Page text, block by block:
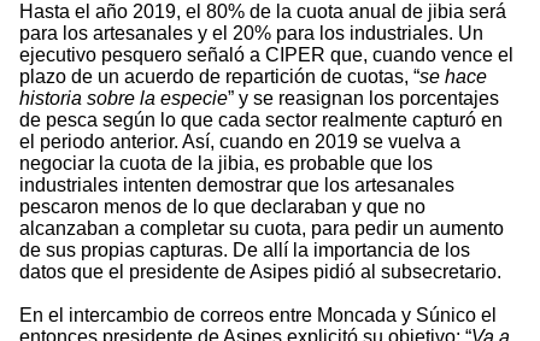
Hasta el año 2019, el 80% de la cuota anual de jibia será
para los artesanales y el 20% para los industriales. Un
ejecutivo pesquero señaló a CIPER que, cuando vence el
plazo de un acuerdo de repartición de cuotas, “se hace
historia sobre la especie” y se reasignan los porcentajes
de pesca según lo que cada sector realmente capturó en
el periodo anterior. Así, cuando en 2019 se vuelva a
negociar la cuota de la jibia, es probable que los
industriales intenten demostrar que los artesanales
pescaron menos de lo que declaraban y que no
alcanzaban a completar su cuota, para pedir un aumento
de sus propias capturas. De allí la importancia de los
datos que el presidente de Asipes pidió al subsecretario.
En el intercambio de correos entre Moncada y Súnico el